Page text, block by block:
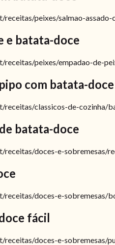
peixes/salmao-
e batata-doce
receitas/peixes/empadao-de-
com batata-doce
receitas/classicos-de-cozinha/
batata-doce
receitas/doces-e-sobremesas/
receitas/doces-e-sobremesas/
fácil
receitas/doces-e-sobremesas/